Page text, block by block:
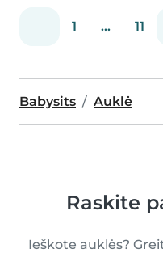
1 ... 11
Babysits Auklė
Raskite
Ieškote auklės?